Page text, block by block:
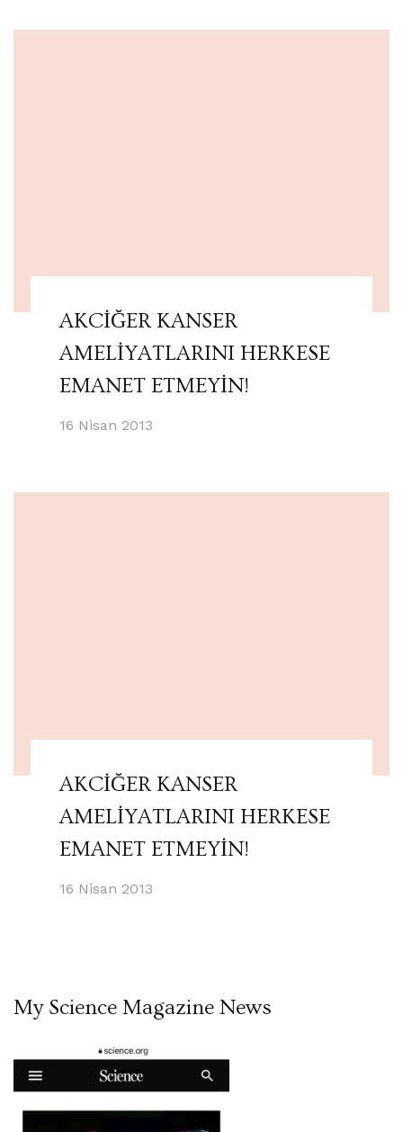
AKCİĞER KANSER
AMELİYATLARINI HERKESE
EMANET ETMEYİN!
16 Nisan 2013
AKCİĞER KANSER
AMELİYATLARINI HERKESE
EMANET ETMEYİN!
16 Nisan 2013
My Science Magazine News